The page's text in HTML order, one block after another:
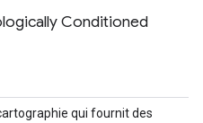
Conditioned
qui fournit des